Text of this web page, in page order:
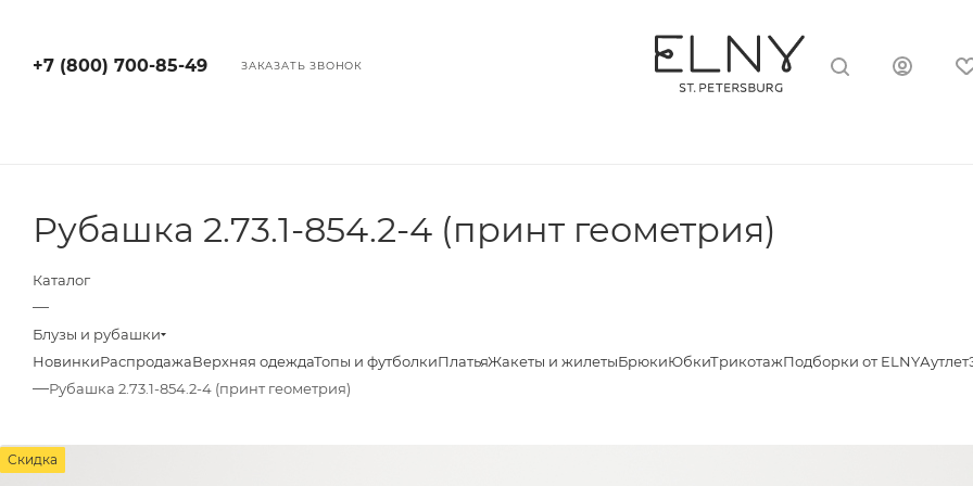
+7 (800) 700-85-49 ЗАКАЗАТЬ ЗВОНОК
Рубашка 2.73.1-854.2-4 (принт геометрия)
Каталог
—
Блузы и рубашки
НовинкиРаспродажаВерхняя одеждаТопы и футболкиПлатьяЖакеты и жилетыБрюкиЮбкиТрикотажПодборки от ELNYАутлет
—Рубашка 2.73.1-854.2-4 (принт геометрия)
Скидка
Скидка